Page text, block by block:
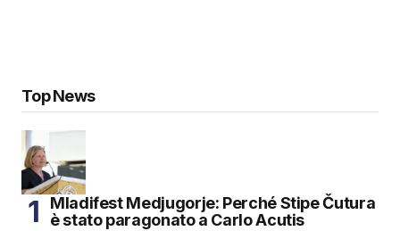
Top News
Mladifest Medjugorje: Perché Stipe Čutura
è stato paragonato a Carlo Acutis